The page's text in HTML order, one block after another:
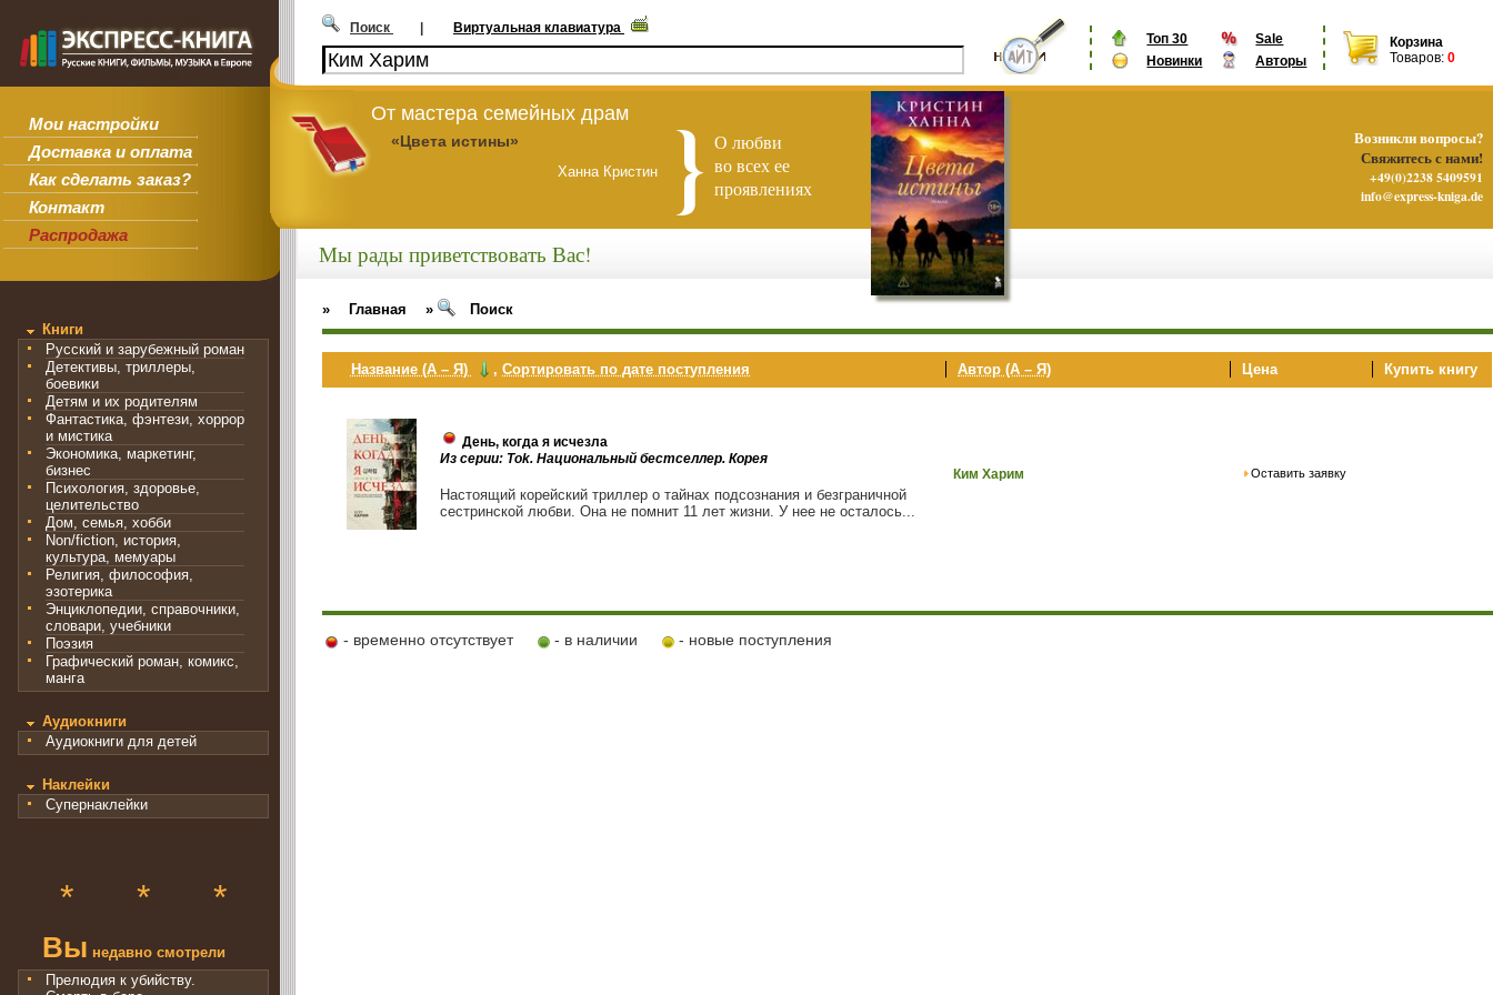
Мои настройки
Доставка и оплата
Как сделать заказ?
Контакт
Распродажа
Топ 30
Sale
Новинки
Авторы
Корзина
Товаров: 0
Поиск | Виртуальная клавиатура
От мастера семейных драм
«Цвета истины»
Ханна Кристин
О любви
во всех ее
проявлениях
Книги
Русский и зарубежный роман
Детективы, триллеры,
боевики
Детям и их родителям
Фантастика, фэнтези, хоррор
и мистика
Экономика, маркетинг,
бизнес
Психология, здоровье,
целительство
Дом, семья, хобби
Non/fiction, история,
культура, мемуары
Религия, философия,
эзотерика
Энциклопедии, справочники,
словари, учебники
Поэзия
Графический роман, комикс,
манга
Аудиокниги
Аудиокниги для детей
Наклейки
Супернаклейки
* * *
Вы недавно смотрели
Прелюдия к убийству.
Мы рады приветствовать Вас!
» Главная » Поиск
Название (А – Я) ,Сортировать по дате поступления Автор (А – Я) Цена Купить книгу
День, когда я исчезла
Из серии: Tok. Национальный бестселлер. Корея
Настоящий корейский триллер о тайнах подсознания и безграничной
сестринской любви. Она не помнит 11 лет жизни. У нее не осталось...
Ким Харим Оставить заявку
- временно отсутствует - в наличии - новые поступления
Возникли вопросы?
Свяжитесь с нами!
+49(0)2238 5409591
info@express-kniga.de